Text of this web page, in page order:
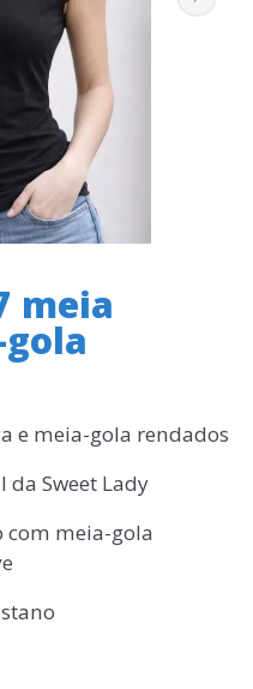
meia
e meia-gola rendados
da Sweet Lady
com meia-gola